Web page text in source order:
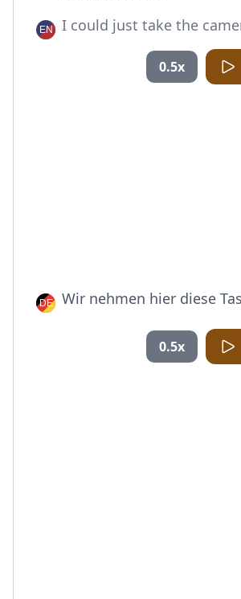
I could just take the
0.5x
Wir nehmen hier diese
0.5x